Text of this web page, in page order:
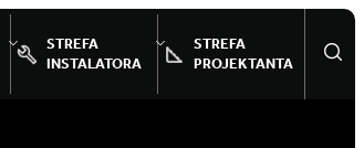
STREFA
INSTALATORA
STREFA
PROJEKTANTA